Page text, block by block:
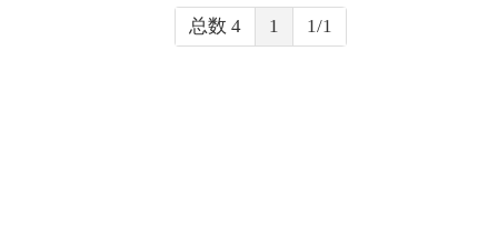
联系我们
总数 4 1 1/1